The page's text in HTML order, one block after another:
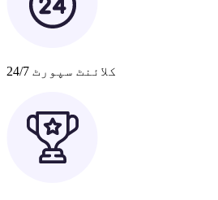
کلائنٹ سپورٹ 24/7